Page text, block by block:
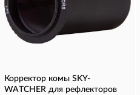
Корректор комы SKY-
WATCHER для рефлекторов